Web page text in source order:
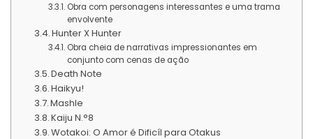
Obra com personagens interessantes e uma trama
envolvente
Hunter X Hunter
Obra cheia de narrativas impressionantes em
conjunto com cenas de ação
Death Note
Haikyu!
Mashle
Kaiju N.°8
Wotakoi: O Amor é Dificíl para Otakus